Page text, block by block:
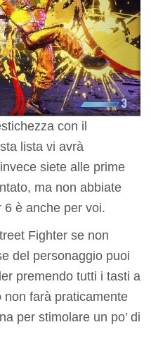
con il
lista vi avrà
siete alle prime
ma non abbiate
6 è anche per voi.
Fighter se non
del personaggio puoi
premendo tutti i tasti a
farà praticamente
per stimolare un po’ di